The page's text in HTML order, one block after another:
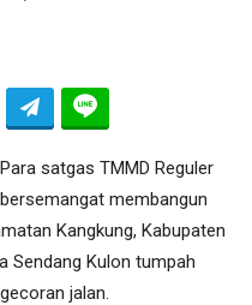
satgas TMMD Reguler
membangun
Kangkung, Kabupaten
Sendang Kulon tumpah
jalan.